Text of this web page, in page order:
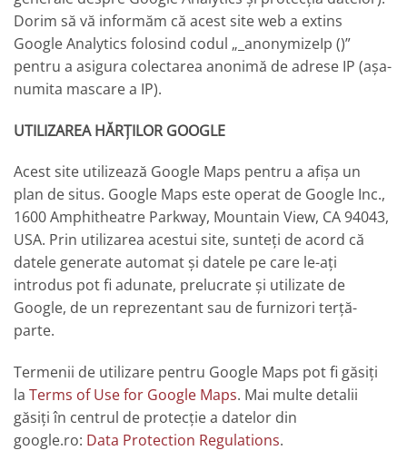
Dorim să vă informăm că acest site web a extins
Google Analytics folosind codul „_anonymizeIp ()”
pentru a asigura colectarea anonimă de adrese IP (așa-
numita mascare a IP).
UTILIZAREA HĂRȚILOR GOOGLE
Acest site utilizează Google Maps pentru a afișa un
plan de situs. Google Maps este operat de Google Inc.,
1600 Amphitheatre Parkway, Mountain View, CA 94043,
USA. Prin utilizarea acestui site, sunteți de acord că
datele generate automat și datele pe care le-ați
introdus pot fi adunate, prelucrate și utilizate de
Google, de un reprezentant sau de furnizori terță-
parte.
Termenii de utilizare pentru Google Maps pot fi găsiți
la Terms of Use for Google Maps. Mai multe detalii
găsiți în centrul de protecție a datelor din
google.ro: Data Protection Regulations.